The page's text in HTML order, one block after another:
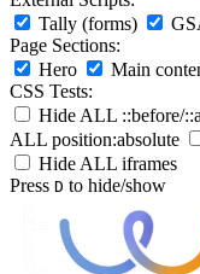
Tally (forms)
Page Sections:
Hero
Main
CSS Tests:
Hide ALL ::before/
ALL position:absolute
Hide ALL iframes
Press D to hide/show